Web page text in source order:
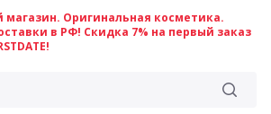
магазин. Оригинальная косметика.
в РФ! Скидка 7% на первый заказ